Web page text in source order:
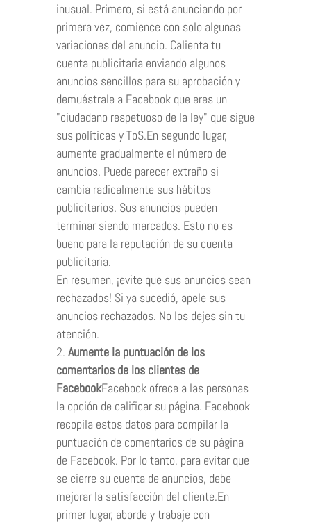
inusual. Primero, si está anunciando por
primera vez, comience con solo algunas
variaciones del anuncio. Calienta tu
cuenta publicitaria enviando algunos
anuncios sencillos para su aprobación y
demuéstrale a Facebook que eres un
"ciudadano respetuoso de la ley" que sigue
sus políticas y ToS.En segundo lugar,
aumente gradualmente el número de
anuncios. Puede parecer extraño si
cambia radicalmente sus hábitos
publicitarios. Sus anuncios pueden
terminar siendo marcados. Esto no es
bueno para la reputación de su cuenta
publicitaria.
En resumen, ¡evite que sus anuncios sean
rechazados! Si ya sucedió, apele sus
anuncios rechazados. No los dejes sin tu
atención.
Aumente la puntuación de los
comentarios de los clientes de
FacebookFacebook ofrece a las personas
la opción de calificar su página. Facebook
recopila estos datos para compilar la
puntuación de comentarios de su página
de Facebook. Por lo tanto, para evitar que
se cierre su cuenta de anuncios, debe
mejorar la satisfacción del cliente.En
primer lugar, aborde y trabaje con